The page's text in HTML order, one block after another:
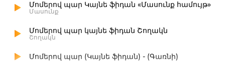
Մոմերով պար Կայնե ֆիդան «Մասունք համույթ»
Մասունք
Մոմերով պար կայնե ֆիդան Շողակն
Շողակն
Մոմերով պար (Կայնե ֆիդան) - (Գառնի)